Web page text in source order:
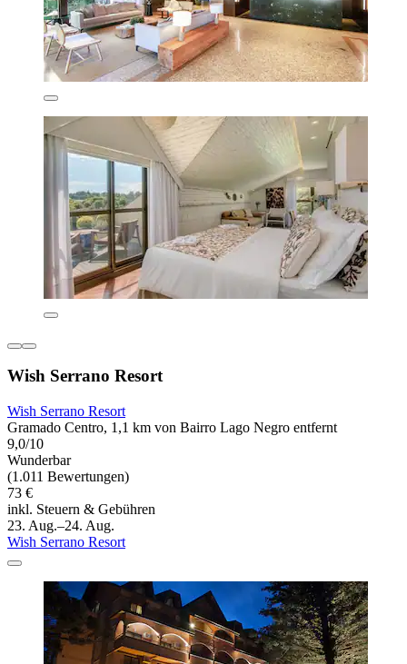
Wish Serrano Resort
Wish Serrano Resort
Gramado Centro, 1,1 km von Bairro Lago Negro entfernt
9,0/10
Wunderbar
(1.011 Bewertungen)
73 €
inkl. Steuern & Gebühren
23. Aug.–24. Aug.
Wish Serrano Resort